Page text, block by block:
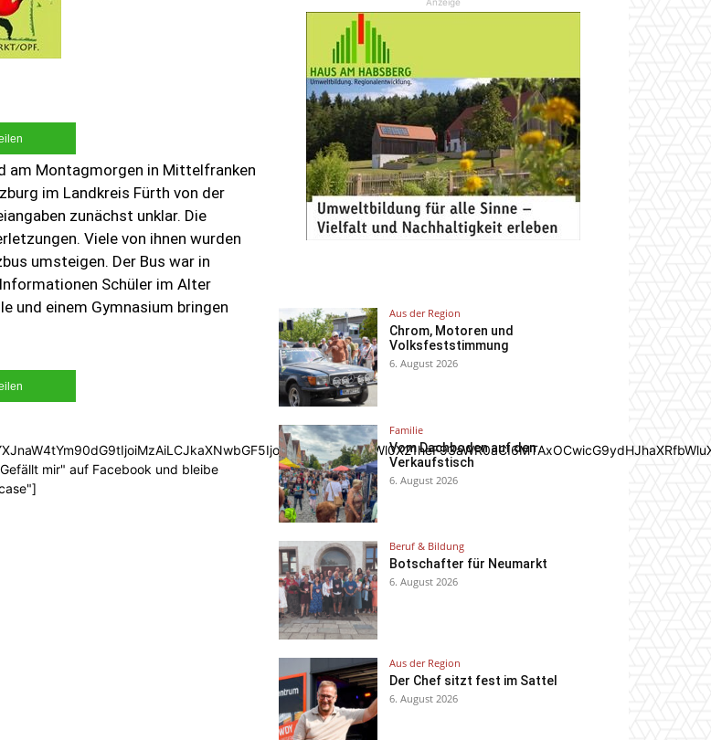
am Montagmorgen in Mittelfranken
im Landkreis Fürth von der
zunächst unklar. Die
Viele von ihnen wurden
umsteigen. Der Bus war in
Schüler im Alter
und einem Gymnasium bringen
mir" auf Facebook und bleibe
Aus der Region
Chrom, Motoren und
Volksfeststimmung
6. August 2026
Familie
Vom Dachboden auf den
Verkaufstisch
6. August 2026
Beruf & Bildung
Botschafter für Neumarkt
6. August 2026
Aus der Region
Der Chef sitzt fest im Sattel
6. August 2026